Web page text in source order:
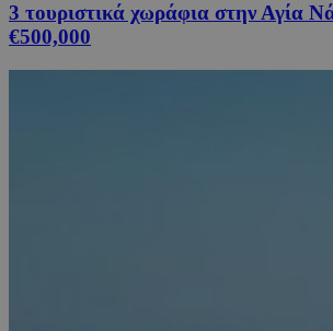
3 τουριστικά χωράφια στην Αγία
€500,000